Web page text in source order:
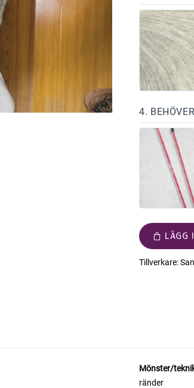
4.
LÄGG
Tillverkare:
Mönster/
ränder